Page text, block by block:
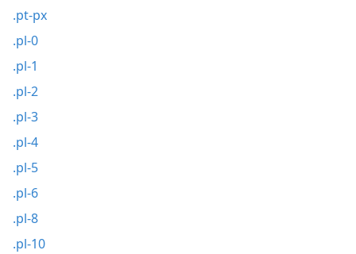
.pt-px
.pl-0
.pl-1
.pl-2
.pl-3
.pl-4
.pl-5
.pl-6
.pl-8
.pl-10